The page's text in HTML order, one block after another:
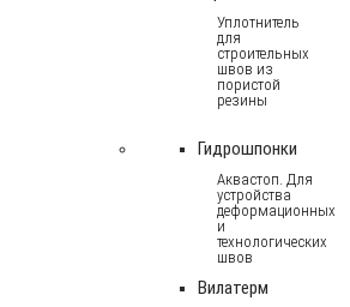
Уплотнитель
для
строительных
швов из
пористой
резины
Гидрошпонки
Аквастоп. Для
устройства
деформационных
и
технологических
швов
Вилатерм